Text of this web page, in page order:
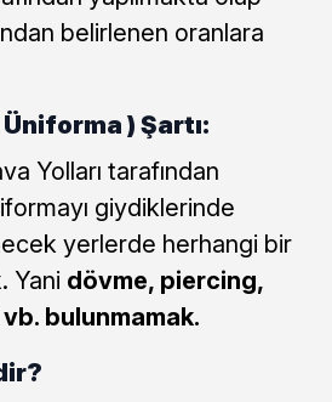
belirlenen oranlara
) Şartı:
Yolları tarafından
giydiklerinde
yerlerde herhangi bir
Yani dövme, piercing,
bulunmamak.